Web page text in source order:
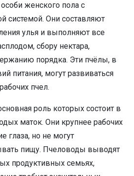
женского пола с
системой. Они составляют
улья и выполняют все
сбору нектара,
порядка. Эти пчёлы, в
питания, могут развиваться
пчел.
роль которых состоит в
маток. Они крупнее рабочих
глаза, но не могут
пищу. Пчеловоды выводят
продуктивных семьях,